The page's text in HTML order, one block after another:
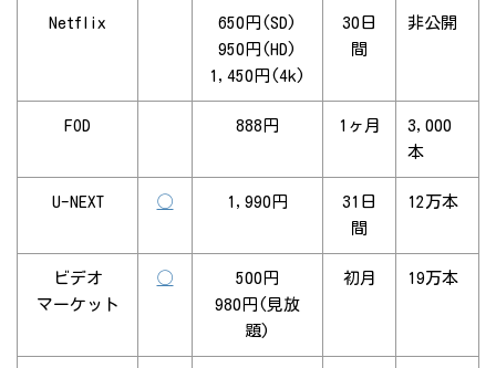
Netflix
650円(SD)
950円(HD)
1,450円(4k)
30日
間
非公開
FOD 888円 1ヶ月
3,000
本
U-NEXT ◯ 1,990円
31日
間
12万本
ビデオ
マーケット
◯
500円
980円(見放
題)
初月 19万本